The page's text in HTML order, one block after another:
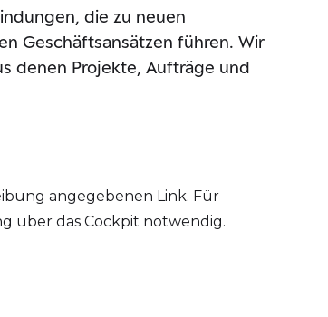
die zu neuen
Geschäftsansätzen führen. Wir
denen Projekte, Aufträge und
angegebenen Link. Für
über das Cockpit notwendig.